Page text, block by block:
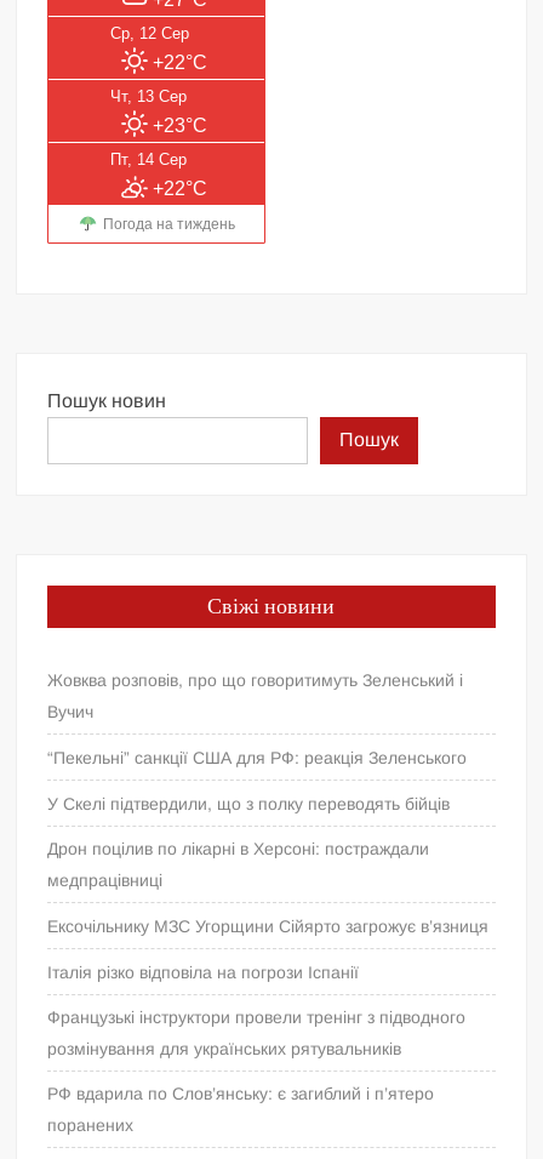
Ср, 12 Сер
+22°C
Чт, 13 Сер
+23°C
Пт, 14 Сер
+22°C
Погода на тиждень
Пошук новин
Пошук
Свіжі новини
Жовква розповів, про що говоритимуть Зеленський і
Вучич
“Пекельні” санкції США для РФ: реакція Зеленського
У Скелі підтвердили, що з полку переводять бійців
Дрон поцілив по лікарні в Херсоні: постраждали
медпрацівниці
Ексочільнику МЗС Угорщини Сійярто загрожує в’язниця
Італія різко відповіла на погрози Іспанії
Французькі інструктори провели тренінг з підводного
розмінування для українських рятувальників
РФ вдарила по Слов’янську: є загиблий і п’ятеро
поранених